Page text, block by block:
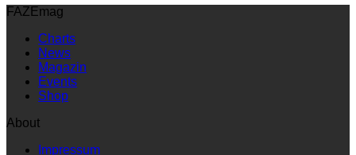
FAZEmag
Charts
News
Magazin
Events
Shop
About
Impressum